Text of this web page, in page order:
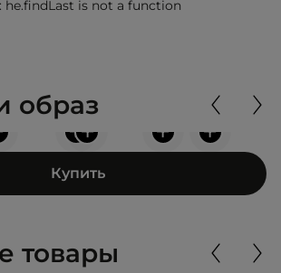
he.findLast is not a function
образ
+
++ +
Купить
товары